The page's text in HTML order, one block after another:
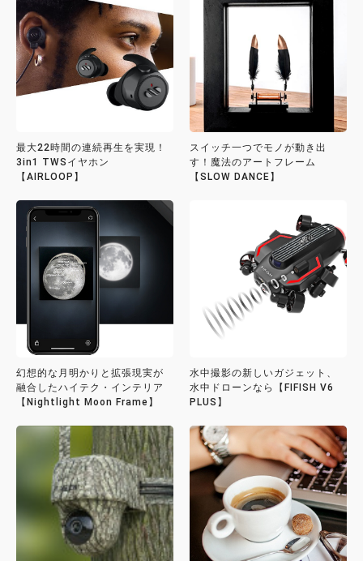
最大22時間の連続再生を実現！
3in1 TWSイヤホン
【AIRLOOP】
スイッチ一つでモノが動き出
す！魔法のアートフレーム
【SLOW DANCE】
幻想的な月明かりと拡張現実が
融合したハイテク・インテリア
【Nightlight Moon Frame】
水中撮影の新しいガジェット、
水中ドローンなら【FIFISH V6
PLUS】